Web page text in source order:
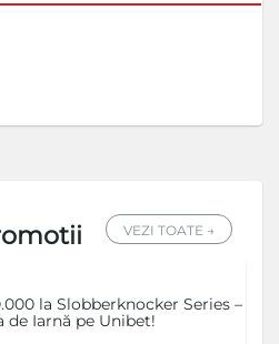
VEZI TOATE →
la Slobberknocker Series –
de Iarnă pe Unibet!